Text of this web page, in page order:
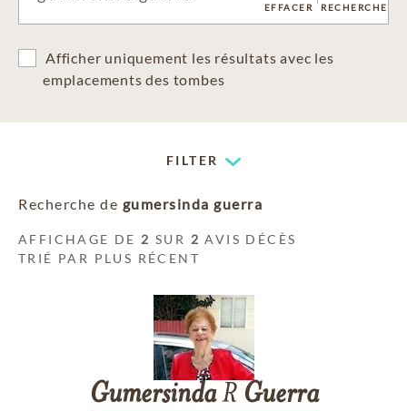
EFFACER RECHERCHE
Afficher uniquement les résultats avec les
emplacements des tombes
FILTER
Recherche de gumersinda guerra
AFFICHAGE DE 2 SUR 2 AVIS DÉCÈS
TRIÉ PAR PLUS RÉCENT
GumersindaR Guerra